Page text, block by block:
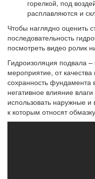
горелкой, под
расплавляются и
Чтобы наглядно оценить
последовательность
посмотреть видео ролик
Гидроизоляция подвала
мероприятие, от качества
сохранность фундамента
негативное влияние
использовать наружные
к которым относят